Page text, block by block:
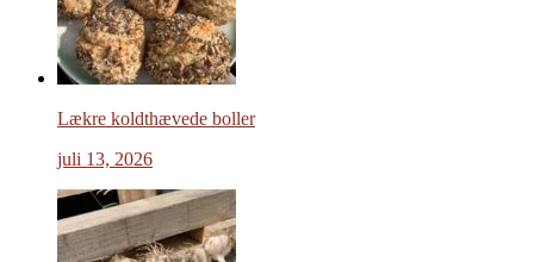
Lækre koldthævede boller
juli 13, 2026